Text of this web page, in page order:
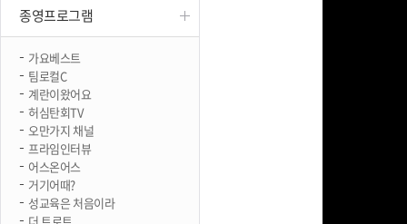
종영프로그램
가요베스트
팀로컬C
계란이왔어요
허심탄회TV
오만가지 채널
프라임인터뷰
어스온어스
거기어때?
성교육은 처음이라